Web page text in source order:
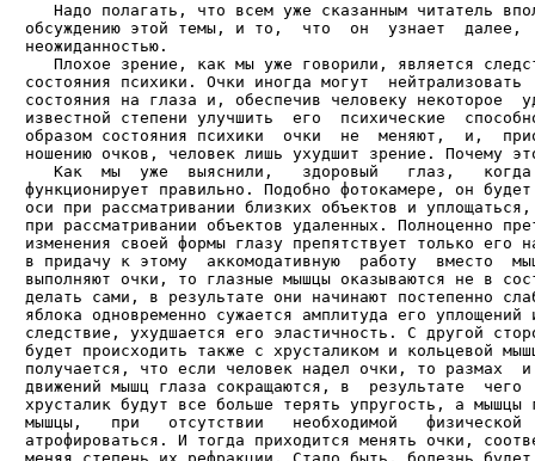
Надо полагать, что всем уже сказанным читатель
обсуждению этой темы, и то,  что  он  узнает  далее,
неожиданностью.
Плохое зрение, как мы уже говорили, является
состояния психики. Очки иногда могут  нейтрализовать
состояния на глаза и, обеспечив человеку некоторое
известной степени улучшить  его  психические
образом состояния психики  очки  не  меняют,  и,
ношению очков, человек лишь ухудшит зрение. Почему
Как  мы  уже  выяснили,   здоровый   глаз,
функционирует правильно. Подобно фотокамере, он
оси при рассматривании близких объектов и
при рассматривании объектов удаленных. Полноценно
изменения своей формы глазу препятствует только его
в придачу к этому  аккомодативную  работу  вместо
выполняют очки, то глазные мышцы оказываются не в
делать сами, в результате они начинают постепенно
яблока одновременно сужается амплитуда его
следствие, ухудшается его эластичность. С другой
будет происходить также с хрусталиком и кольцевой
получается, что если человек надел очки, то размах
движений мышц глаза сокращаются, в  результате
хрусталик будут все больше терять упругость, а
мышцы,   при   отсутствии   необходимой   физической
атрофироваться. И тогда приходится менять очки,